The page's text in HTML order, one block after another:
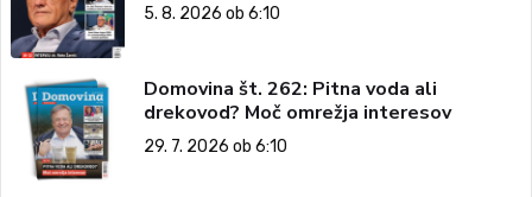
5. 8. 2026 ob 6:10
Domovina št. 262: Pitna voda ali
drekovod? Moč omrežja interesov
29. 7. 2026 ob 6:10